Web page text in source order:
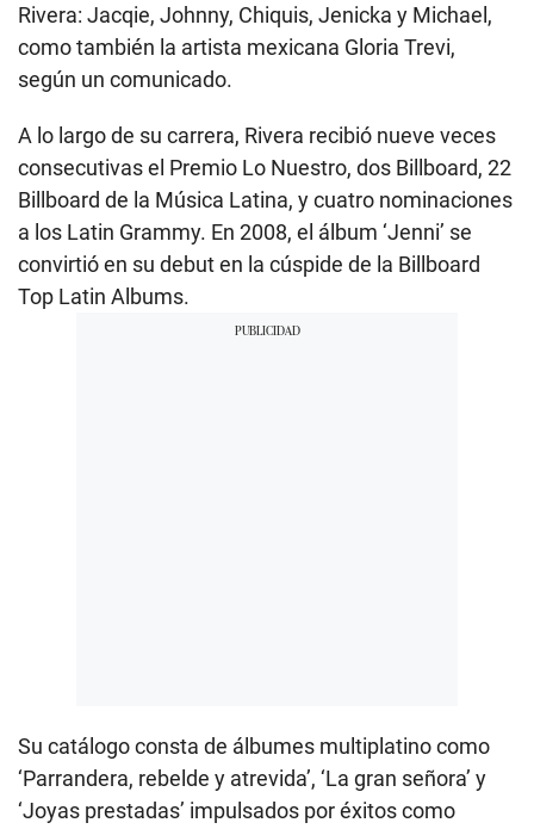
Rivera: Jacqie, Johnny, Chiquis, Jenicka y Michael,
como también la artista mexicana Gloria Trevi,
según un comunicado.
A lo largo de su carrera, Rivera recibió nueve veces
consecutivas el Premio Lo Nuestro, dos Billboard, 22
Billboard de la Música Latina, y cuatro nominaciones
a los Latin Grammy. En 2008, el álbum ‘Jenni’ se
convirtió en su debut en la cúspide de la Billboard
Top Latin Albums.
Su catálogo consta de álbumes multiplatino como
‘Parrandera, rebelde y atrevida’, ‘La gran señora’ y
‘Joyas prestadas’ impulsados por éxitos como